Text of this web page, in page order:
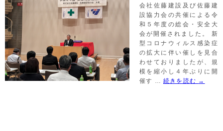
会社佐藤建設及び佐藤建
設協力会の共催による令
和５年度の総会・安全大
会が開催されました。 新
型コロナウィルス感染症
の拡大に伴い催しを見合
わせておりましたが、規
模を縮小し４年ぶりに開
催す …続きを読む →